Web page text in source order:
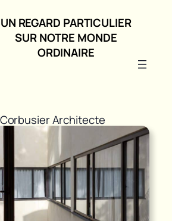
UN REGARD PARTICULIER
SUR NOTRE MONDE
ORDINAIRE
Architecte